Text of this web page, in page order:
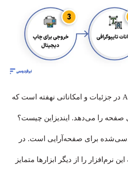
قدرت واقعی Adobe InDesign در جزئیات و امکاناتی نهفته است که
صفحه را می‌دهد. ایندیزاین چیست؟
برای صفحه‌آرایی است. در
نرم‌افزار را از دیگر ابزارها متمایز